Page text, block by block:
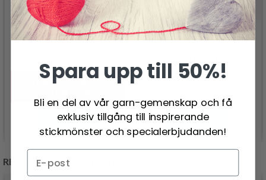
SCHEEPJES CATONA
24.95 SEK
Erbjudandet upphör
Se produkt
26.95 SEK
Se produkt
REKOMMENDERAS FÖR DIG
Spara upp till 50%!
Bli en del av vår garn-gemenskap och få
exklusiv tillgång till inspirerande
stickmönster och specialerbjudanden!